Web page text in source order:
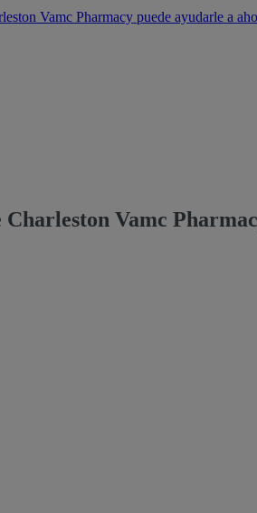
Vamc Pharmacy puede ayudarle a
Charleston Vamc